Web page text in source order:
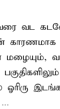
வட
ஓரிரு